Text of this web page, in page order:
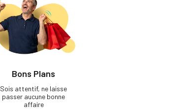
Bons Plans
Sois attentif, ne laisse
passer aucune bonne
affaire